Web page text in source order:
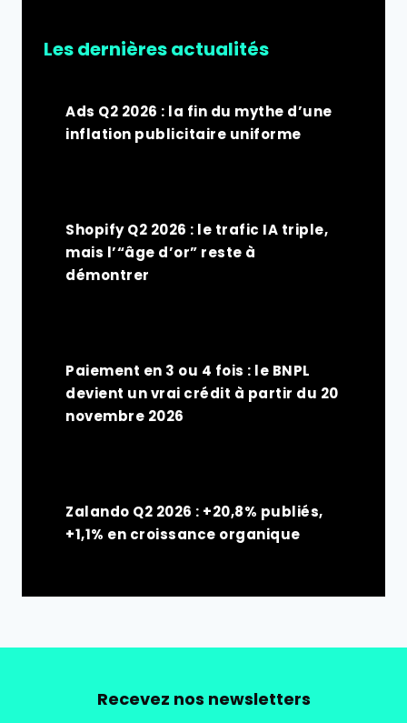
Les dernières actualités
Ads Q2 2026 : la fin du mythe d’une
inflation publicitaire uniforme
Shopify Q2 2026 : le trafic IA triple,
mais l’“âge d’or” reste à
démontrer
Paiement en 3 ou 4 fois : le BNPL
devient un vrai crédit à partir du 20
novembre 2026
Zalando Q2 2026 : +20,8% publiés,
+1,1% en croissance organique
Recevez nos newsletters